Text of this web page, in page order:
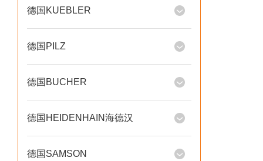
德国KUEBLER
德国PILZ
德国BUCHER
德国HEIDENHAIN海德汉
德国SAMSON